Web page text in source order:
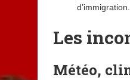
d’immigration.
Les
Météo,